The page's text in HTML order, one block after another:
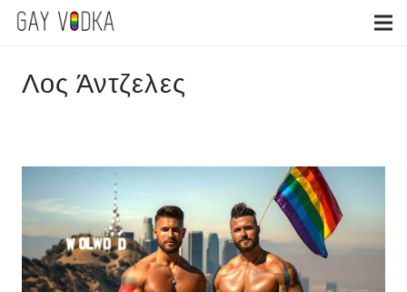
Λος Άντζελες